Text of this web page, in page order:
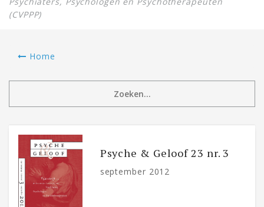
(CVPPP)
Home
Psyche & Geloof 23 nr. 3
september 2012